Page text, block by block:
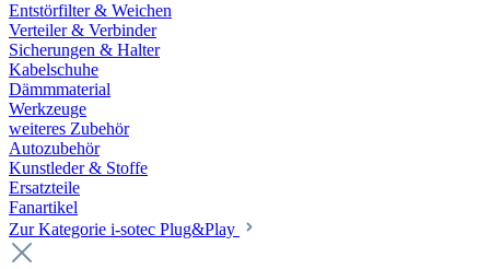
Entstörfilter & Weichen
Verteiler & Verbinder
Sicherungen & Halter
Kabelschuhe
Dämmmaterial
Werkzeuge
weiteres Zubehör
Autozubehör
Kunstleder & Stoffe
Ersatzteile
Fanartikel
Zur Kategorie i-sotec Plug&Play